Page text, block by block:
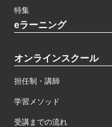
特集
eラーニング
オンラインスクール
担任制・講師
学習メソッド
受講までの流れ